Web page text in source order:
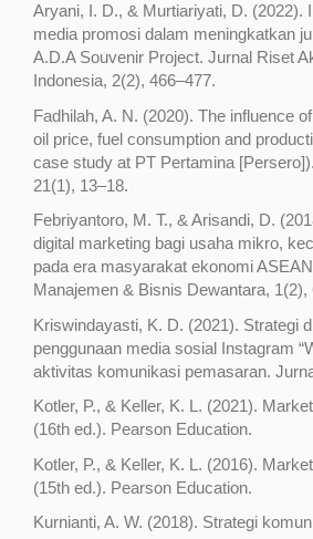
Aryani, I. D., & Murtiariyati, D. (2022).
media promosi dalam meningkatkan
A.D.A Souvenir Project. Jurnal Riset
Indonesia, 2(2), 466–477.
Fadhilah, A. N. (2020). The influence
oil price, fuel consumption and
case study at PT Pertamina
21(1), 13–18.
Febriyantoro, M. T., & Arisandi, D.
digital marketing bagi usaha mikro,
pada era masyarakat ekonomi
Manajemen & Bisnis Dewantara, 1(2),
Kriswindayasti, K. D. (2021). Strategi
penggunaan media sosial Instagram
aktivitas komunikasi pemasaran.
Kotler, P., & Keller, K. L. (2021).
(16th ed.). Pearson Education.
Kotler, P., & Keller, K. L. (2016).
(15th ed.). Pearson Education.
Kurnianti, A. W. (2018). Strategi